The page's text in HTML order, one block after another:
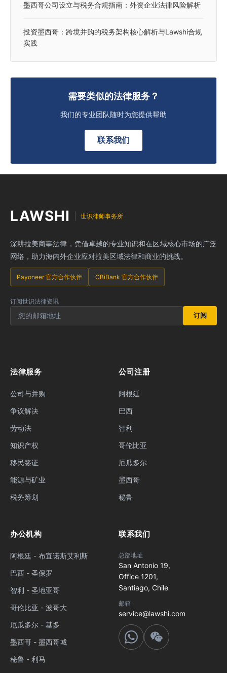
墨西哥公司设立与税务合规指南：外资企业法律风险解析
投资墨西哥：跨境并购的税务架构核心解析与Lawshi合规
实践
需要类似的法律服务？
我们的专业团队随时为您提供帮助
联系我们
LAWSHI 世识律师事务所
深耕拉美商事法律，凭借卓越的专业知识和在区域核心市场的广泛
网络，助力海内外企业应对拉美区域法律和商业的挑战。
Payoneer 官方合作伙伴 CBiBank 官方合作伙伴
订阅世识法律资讯
订阅
法律服务
公司与并购
争议解决
劳动法
知识产权
移民签证
能源与矿业
税务筹划
公司注册
阿根廷
巴西
智利
哥伦比亚
厄瓜多尔
墨西哥
秘鲁
办公机构
阿根廷 - 布宜诺斯艾利斯
巴西 - 圣保罗
智利 - 圣地亚哥
哥伦比亚 - 波哥大
厄瓜多尔 - 基多
墨西哥 - 墨西哥城
秘鲁 - 利马
联系我们
总部地址
San Antonio 19,
Office 1201,
Santiago, Chile
邮箱
service@lawshi.com